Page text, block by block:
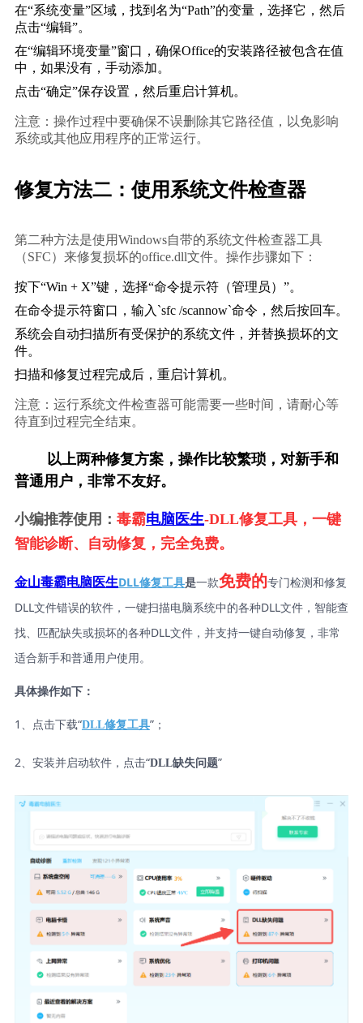
在“系统变量”区域，找到名为“Path”的变量，选择它，然后
点击“编辑”。
在“编辑环境变量”窗口，确保Office的安装路径被包含在值
中，如果没有，手动添加。
点击“确定”保存设置，然后重启计算机。
注意：操作过程中要确保不误删除其它路径值，以免影响
系统或其他应用程序的正常运行。
修复方法二：使用系统文件检查器
第二种方法是使用Windows自带的系统文件检查器工具
（SFC）来修复损坏的office.dll文件。操作步骤如下：
按下“Win + X”键，选择“命令提示符（管理员）”。
在命令提示符窗口，输入`sfc /scannow`命令，然后按回车。
系统会自动扫描所有受保护的系统文件，并替换损坏的文
件。
扫描和修复过程完成后，重启计算机。
注意：运行系统文件检查器可能需要一些时间，请耐心等
待直到过程完全结束。
以上两种修复方案，操作比较繁琐，对新手和
普通用户，非常不友好。
小编推荐使用： 毒霸电脑医生-DLL修复工具，一键
智能诊断、自动修复，完全免费。
金山毒霸电脑医生DLL修复工具是一款免费的专门检测和修复
DLL文件错误的软件，一键扫描电脑系统中的各种DLL文件，智能查
找、匹配缺失或损坏的各种DLL文件，并支持一键自动修复，非常
适合新手和普通用户使用。
具体操作如下：
1、点击下载“DLL修复工具”；
2、安装并启动软件，点击“DLL缺失问题”